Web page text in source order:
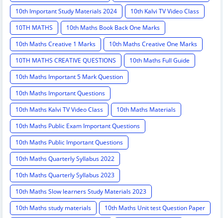
10th Important Study Materials 2024
10th Kalvi TV Video Class
10TH MATHS
10th Maths Book Back One Marks
10th Maths Creative 1 Marks
10th Maths Creative One Marks
10TH MATHS CREATIVE QUESTIONS
10th Maths Full Guide
10th Maths Important 5 Mark Question
10th Maths Important Questions
10th Maths Kalvi TV Video Class
10th Maths Materials
10th Maths Public Exam Important Questions
10th Maths Public Important Questions
10th Maths Quarterly Syllabus 2022
10th Maths Quarterly Syllabus 2023
10th Maths Slow learners Study Materials 2023
10th Maths study materials
10th Maths Unit test Question Paper